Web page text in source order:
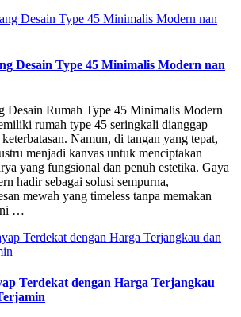
Desain Type 45 Minimalis Modern nan
Desain Rumah Type 45 Minimalis Modern
rumah type 45 seringkali dianggap
keterbatasan. Namun, di tangan yang tepat,
menjadi kanvas untuk menciptakan
yang fungsional dan penuh estetika. Gaya
hadir sebagai solusi sempurna,
mewah yang timeless tanpa memakan
…
Terdekat dengan Harga Terjangkau